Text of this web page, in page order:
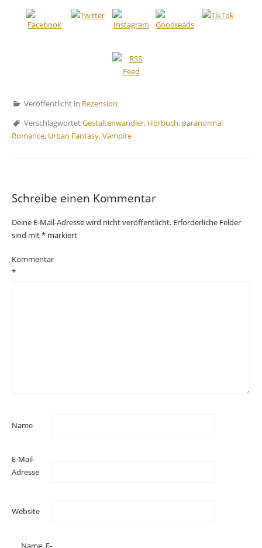
Veröffentlicht in Rezension
VerschlagwortetGestaltenwandler, Hörbuch, paranormal
Romance, Urban Fantasy,Vampire
Schreibe einen Kommentar
Deine E-Mail-Adresse wird nicht veröffentlicht. Erforderliche Felder
sind mit* markiert
Kommentar
*
Name
E-Mail-
Adresse
Website
Name, E-